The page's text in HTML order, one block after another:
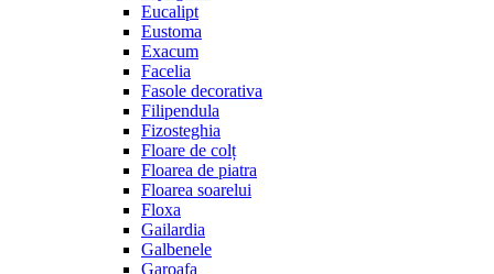
Eucalipt
Eustoma
Exacum
Facelia
Fasole decorativa
Filipendula
Fizosteghia
Floare de colț
Floarea de piatra
Floarea soarelui
Floxa
Gailardia
Galbenele
Garoafa